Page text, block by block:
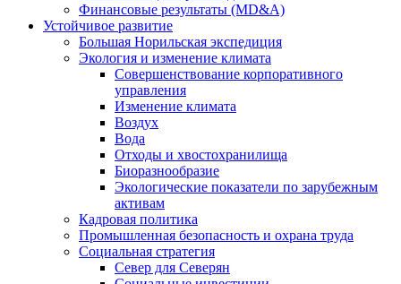
Финансовые результаты (MD&A)
Устойчивое развитие
Большая Норильская экспедиция
Экология и изменение климата
Совершенствование корпоративного
управления
Изменение климата
Воздух
Вода
Отходы и хвостохранилища
Биоразнообразие
Экологические показатели по зарубежным
активам
Кадровая политика
Промышленная безопасность и охрана труда
Социальная стратегия
Север для Северян